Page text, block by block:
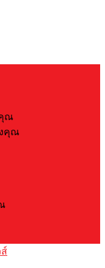
ณ
คุณ